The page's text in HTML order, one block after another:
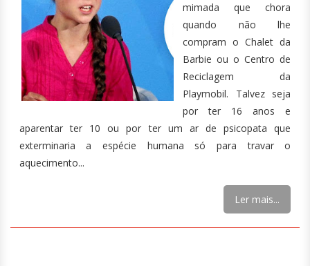
mimada que chora
quando não lhe
compram o Chalet da
Barbie ou o Centro de
Reciclagem da
Playmobil. Talvez seja
por ter 16 anos e
aparentar ter 10 ou por ter um ar de psicopata que
exterminaria a espécie humana só para travar o
aquecimento...
Ler mais...